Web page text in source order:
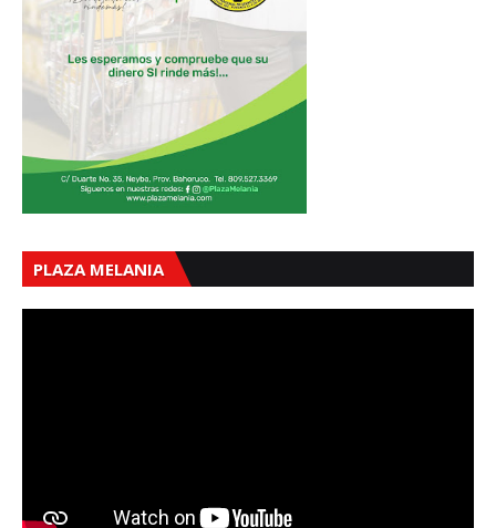
PLAZA MELANIA